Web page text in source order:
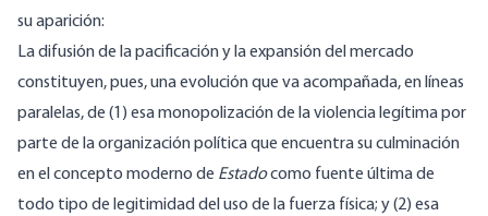
su aparición:
La difusión de la pacificación y la expansión del mercado
constituyen, pues, una evolución que va acompañada, en líneas
paralelas, de (1) esa monopolización de la violencia legítima por
parte de la organización política que encuentra su culminación
en el concepto moderno de Estadocomo fuente última de
todo tipo de legitimidad del uso de la fuerza física; y (2) esa